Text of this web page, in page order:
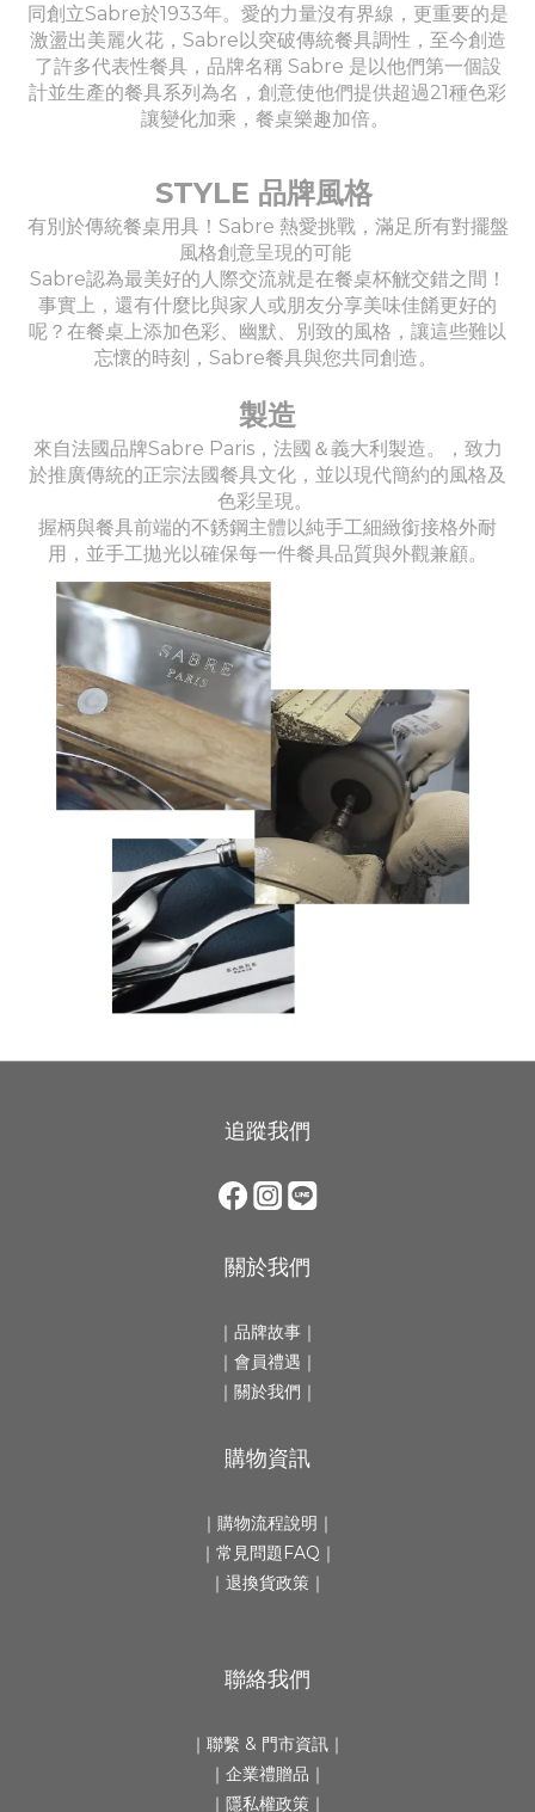
同創立Sabre於1933年。愛的力量沒有界線，更重要的是
激盪出美麗火花，Sabre以突破傳統餐具調性，至今創造
了許多代表性餐具，品牌名稱 Sabre 是以他們第一個設
計並生產的餐具系列為名，創意使他們提供超過21種色彩
讓變化加乘，餐桌樂趣加倍。
STYLE 品牌風格
有別於傳統餐桌用具！Sabre 熱愛挑戰，滿足所有對擺盤
風格創意呈現的可能
Sabre認為最美好的人際交流就是在餐桌杯觥交錯之間！
事實上，還有什麼比與家人或朋友分享美味佳餚更好的
呢？在餐桌上添加色彩、幽默、別致的風格，讓這些難以
忘懷的時刻，Sabre餐具與您共同創造。
製造
來自法國品牌Sabre Paris，法國＆義大利製造。，致力
於推廣傳統的正宗法國餐具文化，並以現代簡約的風格及
色彩呈現。
握柄與餐具前端的不銹鋼主體以純手工細緻銜接格外耐
用，並手工拋光以確保每一件餐具品質與外觀兼顧。
追蹤我們
關於我們
｜ 品牌故事 ｜
｜會員禮遇｜
｜ 關於我們 ｜
購物資訊
｜ 購物流程說明 ｜
｜ 常見問題FAQ ｜
｜ 退換貨政策 ｜
聯絡我們
｜ 聯繫 & 門市資訊 ｜
｜ 企業禮贈品 ｜
｜隱私權政策｜